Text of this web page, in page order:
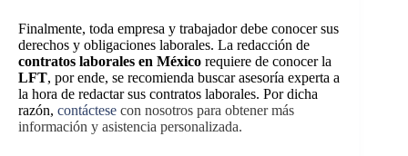
Finalmente, toda empresa y trabajador debe conocer sus
derechos y obligaciones laborales. La redacción de
contratos laborales en México requiere de conocer la
LFT, por ende, se recomienda buscar asesoría experta a
la hora de redactar sus contratos laborales. Por dicha
razón, contáctese con nosotros para obtener más
información y asistencia personalizada.